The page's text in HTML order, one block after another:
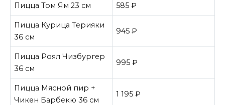
Пицца Том Ям 23 см 585 ₽
Пицца Курица Терияки
36 см
945 ₽
Пицца Роял Чизбургер
36 см
995 ₽
Пицца Мясной пир +
Чикен Барбекю 36 см
1 195 ₽